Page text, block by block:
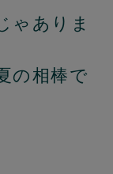
ゃありま
の相棒で